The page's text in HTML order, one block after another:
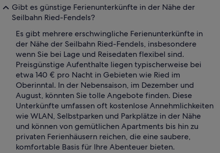
Gibt es günstige Ferienunterkünfte in der Nähe der
Seilbahn Ried-Fendels?
Es gibt mehrere erschwingliche Ferienunterkünfte in
der Nähe der Seilbahn Ried-Fendels, insbesondere
wenn Sie bei Lage und Reisedaten flexibel sind.
Preisgünstige Aufenthalte liegen typischerweise bei
etwa 140 € pro Nacht in Gebieten wie Ried im
Oberinntal. In der Nebensaison, im Dezember und
August, könnten Sie tolle Angebote finden. Diese
Unterkünfte umfassen oft kostenlose Annehmlichkeiten
wie WLAN, Selbstparken und Parkplätze in der Nähe
und können von gemütlichen Apartments bis hin zu
privaten Ferienhäusern reichen, die eine saubere,
komfortable Basis für Ihre Abenteuer bieten.